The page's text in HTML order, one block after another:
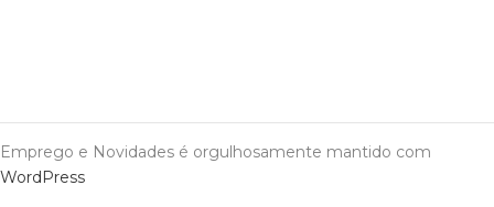
Emprego e Novidades é orgulhosamente mantido com
WordPress